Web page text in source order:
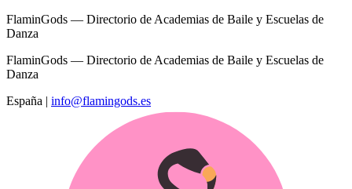
FlaminGods — Directorio de Academias de Baile y Escuelas de
Danza
FlaminGods — Directorio de Academias de Baile y Escuelas de
Danza
España | info@flamingods.es